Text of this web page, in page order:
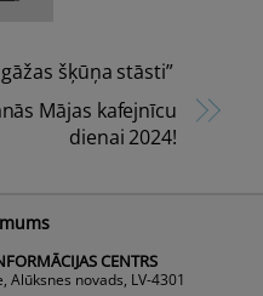
šķūņa stāsti”
Mājas kafejnīcu
dienai 2024!
CENTRS
Alūksnes novads, LV-4301